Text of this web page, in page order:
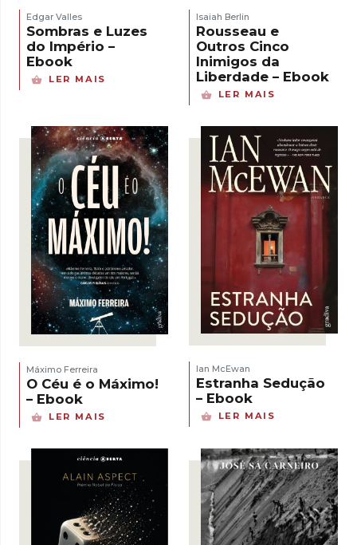
Edgar Valles
Sombras e Luzes
do Império –
Ebook
LER MAIS
Isaiah Berlin
Rousseau e
Outros Cinco
Inimigos da
Liberdade – Ebook
LER MAIS
Máximo Ferreira
O Céu é o Máximo!
– Ebook
LER MAIS
Ian McEwan
Estranha Sedução
– Ebook
LER MAIS